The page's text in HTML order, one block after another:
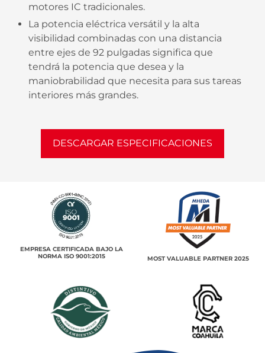
motores IC tradicionales.
La potencia eléctrica versátil y la alta
visibilidad combinadas con una distancia
entre ejes de 92 pulgadas significa que
tendrá la potencia que desea y la
maniobrabilidad que necesita para sus tareas
interiores más grandes.
DESCARGAR ESPECIFICACIONES
EMPRESA CERTIFICADA BAJO LA
NORMA ISO 9001:2015
MOST VALUABLE PARTNER 2025